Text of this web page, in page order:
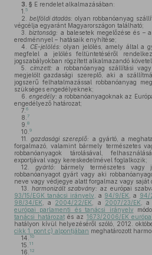
3. § E rendelet alkalmazásában:
1. 5
2. belföldi átadás: olyan robbanóanyag
végcélja egyaránt Magyarországon található;
3.
biztonság: a balesetek megelőzése és –
eredménnyel – hatásaik enyhítése;
4.
CE-jelölés: olyan jelölés, amely által a
megfelel a jelölés feltüntetéséről
jogszabályokban rögzített alkalmazandó
5.
címzett: a robbanóanyag szállítási
megjelölt gazdasági szereplő, aki a
jogszerű felhatalmazással robbanóanyag
szükséges engedélyeknek;
6. engedély: a robbanóanyagoknak az
engedélyező határozat;
7. 6
8. 7
9. 8
10. 9
11. gazdasági szereplő: a gyártó, a
forgalmazó, valamint bármely természetes
robbanóanyagok tárolásával,
exportjával vagy kereskedelmével foglalkozik;
12.
gyártó: bármely természetes
robbanóanyagot gyárt vagy aki
neve vagy védjegye alatt forgalmaz vagy saját
13.
harmonizált szabvány: az európai
93/15/EGK tanácsi irányelv,
a 94/9/EK , a 94/
98/34/EK , a 2004/22/EK , a 2007/23/EK , a
európai parlamenti és tanácsi irányelv
tanácsi határozatés az 1673/2006/EK
hatályon kívül helyezéséről szóló, 2012.
cikk 1. pont c) alpontjában meghatározott
14. 10
15. 11
16. 12